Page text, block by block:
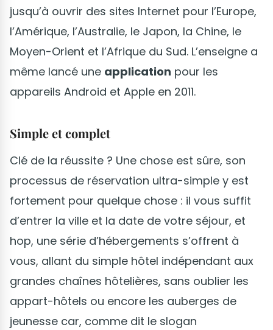
jusqu’à ouvrir des sites Internet pour l’Europe,
l’Amérique, l’Australie, le Japon, la Chine, le
Moyen-Orient et l’Afrique du Sud. L’enseigne a
même lancé une application pour les
appareils Android et Apple en 2011.
Simple et complet
Clé de la réussite ? Une chose est sûre, son
processus de réservation ultra-simple y est
fortement pour quelque chose : il vous suffit
d’entrer la ville et la date de votre séjour, et
hop, une série d’hébergements s’offrent à
vous, allant du simple hôtel indépendant aux
grandes chaînes hôtelières, sans oublier les
appart-hôtels ou encore les auberges de
jeunesse car, comme dit le slogan